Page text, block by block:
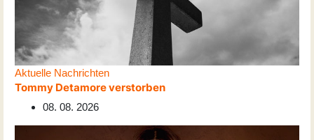
Aktuelle Nachrichten
Tommy Detamore verstorben
08. 08. 2026